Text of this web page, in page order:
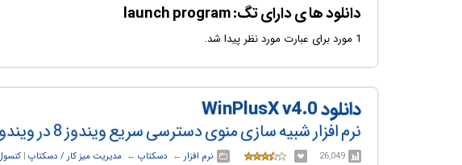
دانلود ها ی دارای تگ: launch program
1 مورد برای عبارت مورد نظر پیدا شد.
دانلود WinPlusX v4.0
نرم افزار شبیه سازی منوی دسترسی سریع ویندوز 8 در ویندوز 7 و XP
26,049 نرم افزار ← ‏ دسکتاپ ← ‏ مدیریت میز کار / دسکتاپ ‏|